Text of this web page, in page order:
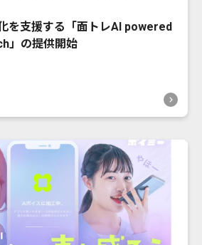
を支援する「面トレAI powered
」の提供開始